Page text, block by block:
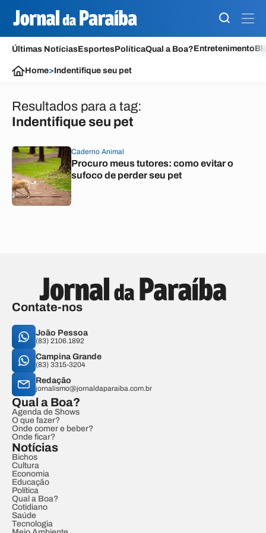
Últimas NotíciasEsportesPolíticaQual a Boa?Entretenimento
Home>Indentifique seu pet
Resultados para a tag:
Indentifique seu pet
Caderno Animal
Procuro meus tutores: como evitar o
sufoco de perder seu pet
Contate-nos
João Pessoa
(83) 2106.1892
Campina Grande
(83) 3315-3204
Redação
jornalismo@jornaldaparaiba.com.br
Qual a Boa?
Agenda de Shows
O que fazer?
Onde comer e beber?
Onde ficar?
Notícias
Bichos
Cultura
Economia
Educação
Política
Qual a Boa?
Cotidiano
Saúde
Tecnologia